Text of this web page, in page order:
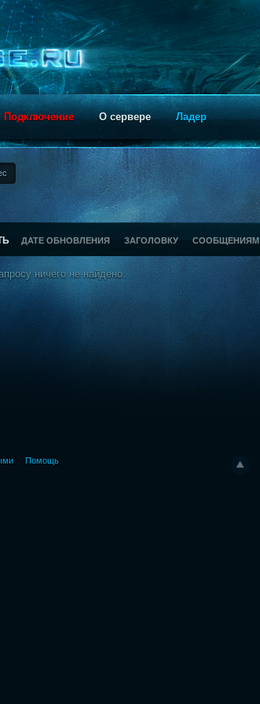
Подключение О сервере Ладер
ДАТЕ ОБНОВЛЕНИЯ ЗАГОЛОВКУ СООБЩЕНИЯМ
ничего не найдено.
Помощь